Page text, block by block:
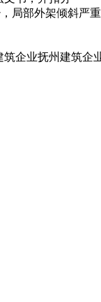
局部外架倾斜严
筑企业抚州建筑企